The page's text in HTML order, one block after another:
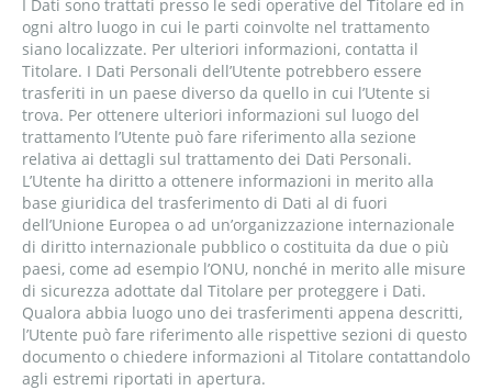
I Dati sono trattati presso le sedi operative del Titolare ed in
ogni altro luogo in cui le parti coinvolte nel trattamento
siano localizzate. Per ulteriori informazioni, contatta il
Titolare. I Dati Personali dell’Utente potrebbero essere
trasferiti in un paese diverso da quello in cui l’Utente si
trova. Per ottenere ulteriori informazioni sul luogo del
trattamento l’Utente può fare riferimento alla sezione
relativa ai dettagli sul trattamento dei Dati Personali.
L’Utente ha diritto a ottenere informazioni in merito alla
base giuridica del trasferimento di Dati al di fuori
dell’Unione Europea o ad un’organizzazione internazionale
di diritto internazionale pubblico o costituita da due o più
paesi, come ad esempio l’ONU, nonché in merito alle misure
di sicurezza adottate dal Titolare per proteggere i Dati.
Qualora abbia luogo uno dei trasferimenti appena descritti,
l’Utente può fare riferimento alle rispettive sezioni di questo
documento o chiedere informazioni al Titolare contattandolo
agli estremi riportati in apertura.